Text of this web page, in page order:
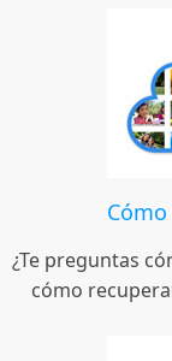
¿Te preguntas
cómo